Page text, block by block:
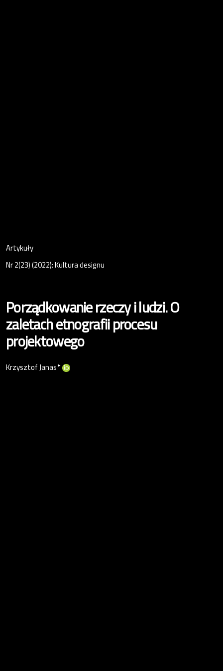
Artykuły
Nr 2(23) (2022): Kultura designu
Porządkowanie rzeczy i ludzi. O
zaletach etnografii procesu
projektowego
Krzysztof Janas▸